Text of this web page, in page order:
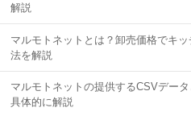
解説
マルモトネットとは？卸売価格でキ
法を解説
マルモトネットの提供するCSVデー
具体的に解説